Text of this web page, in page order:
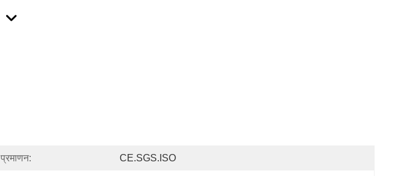
प्रमाणन: CE.SGS.ISO